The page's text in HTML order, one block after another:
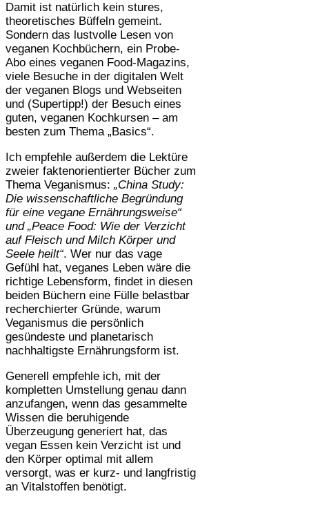
Damit ist natürlich kein stures,
theoretisches Büffeln gemeint.
Sondern das lustvolle Lesen von
veganen Kochbüchern, ein Probe-
Abo eines veganen Food-Magazins,
viele Besuche in der digitalen Welt
der veganen Blogs und Webseiten
und (Supertipp!) der Besuch eines
guten, veganen Kochkursen – am
besten zum Thema „Basics“.
Ich empfehle außerdem die Lektüre
zweier faktenorientierter Bücher zum
Thema Veganismus: „China Study:
Die wissenschaftliche Begründung
für eine vegane Ernährungsweise“
und „Peace Food: Wie der Verzicht
auf Fleisch und Milch Körper und
Seele heilt“. Wer nur das vage
Gefühl hat, veganes Leben wäre die
richtige Lebensform, findet in diesen
beiden Büchern eine Fülle belastbar
recherchierter Gründe, warum
Veganismus die persönlich
gesündeste und planetarisch
nachhaltigste Ernährungsform ist.
Generell empfehle ich, mit der
kompletten Umstellung genau dann
anzufangen, wenn das gesammelte
Wissen die beruhigende
Überzeugung generiert hat, das
vegan Essen kein Verzicht ist und
den Körper optimal mit allem
versorgt, was er kurz- und langfristig
an Vitalstoffen benötigt.